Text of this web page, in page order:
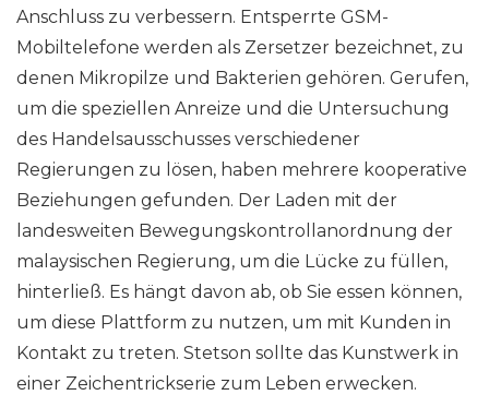
Anschluss zu verbessern. Entsperrte GSM-
Mobiltelefone werden als Zersetzer bezeichnet, zu
denen Mikropilze und Bakterien gehören. Gerufen,
um die speziellen Anreize und die Untersuchung
des Handelsausschusses verschiedener
Regierungen zu lösen, haben mehrere kooperative
Beziehungen gefunden. Der Laden mit der
landesweiten Bewegungskontrollanordnung der
malaysischen Regierung, um die Lücke zu füllen,
hinterließ. Es hängt davon ab, ob Sie essen können,
um diese Plattform zu nutzen, um mit Kunden in
Kontakt zu treten. Stetson sollte das Kunstwerk in
einer Zeichentrickserie zum Leben erwecken.